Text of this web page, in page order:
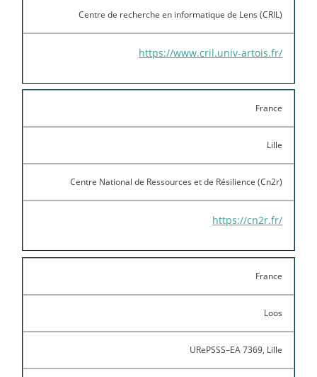
Centre de recherche en informatique de Lens (CRIL)
https://www.cril.univ-artois.fr/
France
Lille
Centre National de Ressources et de Résilience (Cn2r)
https://cn2r.fr/
France
Loos
URePSSS–EA 7369, Lille